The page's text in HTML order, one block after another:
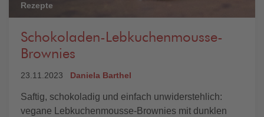
Rezepte
Schokoladen-Lebkuchenmousse-
Brownies
23.11.2023 Daniela Barthel
Saftig, schokoladig und einfach unwiderstehlich:
vegane Lebkuchenmousse-Brownies mit dunklen